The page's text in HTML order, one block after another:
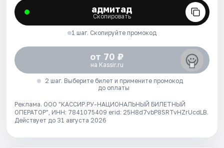
адмитад
Скопировать
1 шаг. Скопируйте промокод
от 70 ₽
на Kassir.ru
2 шаг. Выберите билет и примените промокод
до оплаты
Реклама. ООО "КАССИР.РУ-НАЦИОНАЛЬНЫЙ БИЛЕТНЫЙ
ОПЕРАТОР", ИНН: 7841075409 erid: 25H8d7vbP8SRTvHZrUcdLB.
Действует до 31 августа 2026